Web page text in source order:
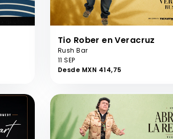
Tio Rober en Veracruz
Rush Bar
11 SEP
Desde MXN 414,75